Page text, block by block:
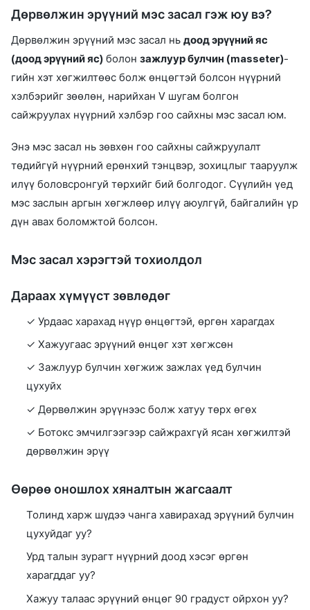
Дөрвөлжин эрүүний мэс засал гэж юу вэ?
Дөрвөлжин эрүүний мэс засал нь доод эрүүний яс
(доод эрүүний яс) болон зажлуур булчин (masseter)-
гийн хэт хөгжилтөөс болж өнцөгтэй болсон нүүрний
хэлбэрийг зөөлөн, нарийхан V шугам болгон
сайжруулах нүүрний хэлбэр гоо сайхны мэс засал юм.
Энэ мэс засал нь зөвхөн гоо сайхны сайжруулалт
төдийгүй нүүрний ерөнхий тэнцвэр, зохицлыг тааруулж
илүү боловсронгуй төрхийг бий болгодог. Сүүлийн үед
мэс заслын аргын хөгжлөөр илүү аюулгүй, байгалийн үр
дүн авах боломжтой болсон.
Мэс засал хэрэгтэй тохиолдол
Дараах хүмүүст зөвлөдөг
✓ Урдаас харахад нүүр өнцөгтэй, өргөн харагдах
✓ Хажуугаас эрүүний өнцөг хэт хөгжсөн
✓ Зажлуур булчин хөгжиж зажлах үед булчин
цухуйх
✓ Дөрвөлжин эрүүнээс болж хатуу төрх өгөх
✓ Ботокс эмчилгээгээр сайжрахгүй ясан хөгжилтэй
дөрвөлжин эрүү
Өөрөө оношлох хяналтын жагсаалт
Толинд харж шүдээ чанга хавирахад эрүүний булчин
цухуйдаг уу?
Урд талын зурагт нүүрний доод хэсэг өргөн
харагддаг уу?
Хажуу талаас эрүүний өнцөг 90 градуст ойрхон уу?